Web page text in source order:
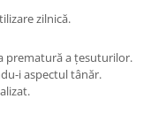
zilnică.
prematură a țesuturilor.
i aspectul tânăr.